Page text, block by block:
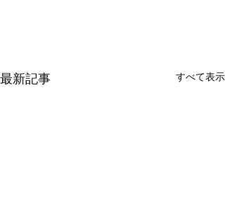
最新記事 すべて表示